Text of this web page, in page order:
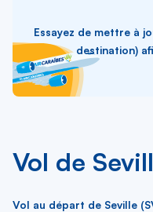
Essayez de mettre à
destination)
Vol de
Vol au départ de Seville